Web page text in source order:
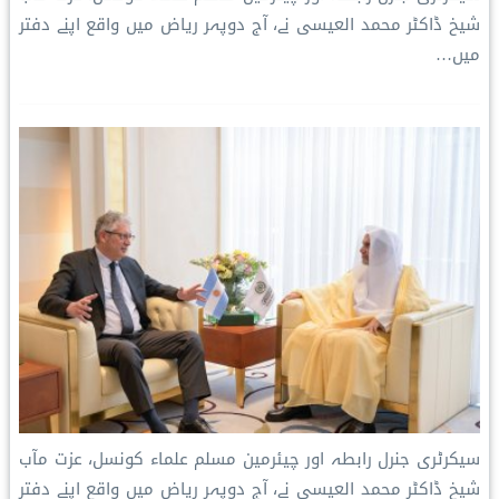
شیخ ڈاکٹر محمد العیسی نے، آج دوپہر ریاض میں واقع اپنے دفتر
میں…
سیکرٹری جنرل رابطہ اور چیئرمین مسلم علماء کونسل، عزت مآب
شیخ ڈاکٹر محمد العیسی نے، آج دوپہر ریاض میں واقع اپنے دفتر